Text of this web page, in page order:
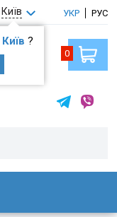
Київ
Київ ?
УКР РУС
0